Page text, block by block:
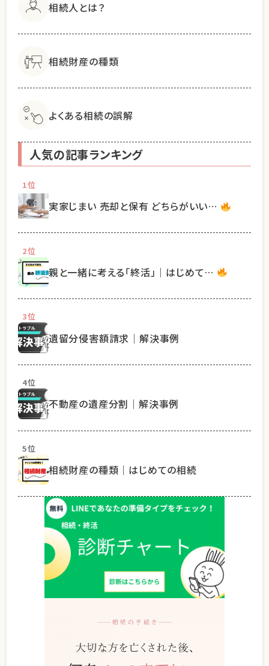
相続人とは？
相続財産の種類
よくある相続の誤解
人気の記事ランキング
1位
実家じまい 売却と保有 どちらがいい…
2位
親と一緒に考える「終活」｜はじめて…
3位
遺留分侵害額請求｜解決事例
4位
不動産の遺産分割｜解決事例
5位
相続財産の種類｜はじめての相続